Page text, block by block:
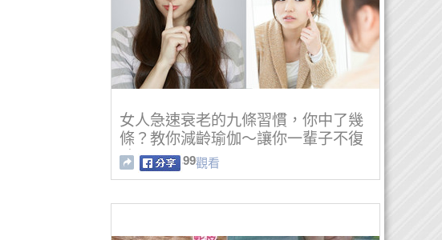
女人急速衰老的九條習慣，你中了幾
條？教你減齡瑜伽～讓你一輩子不復
胖！
99觀看